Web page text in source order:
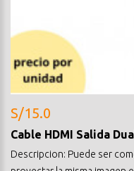
S/15.0
Cable HDMI Salida
Descripcion: Puede ser